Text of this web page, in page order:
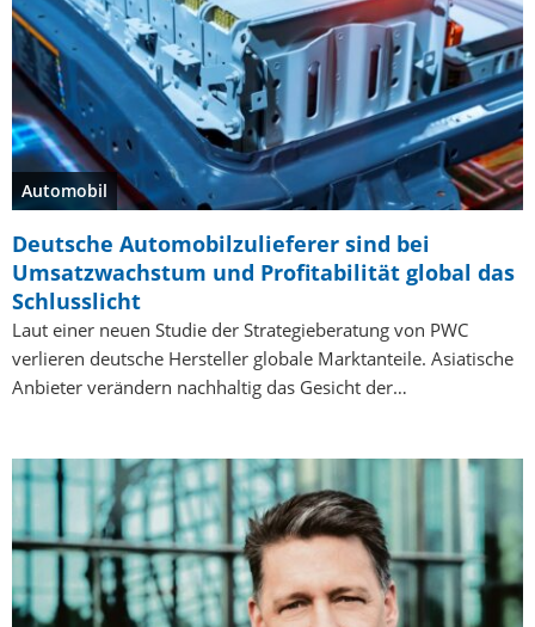
Automobil
Deutsche Automobilzulieferer sind bei
Umsatzwachstum und Profitabilität global das
Schlusslicht
Laut einer neuen Studie der Strategieberatung von PWC
verlieren deutsche Hersteller globale Marktanteile. Asiatische
Anbieter verändern nachhaltig das Gesicht der…